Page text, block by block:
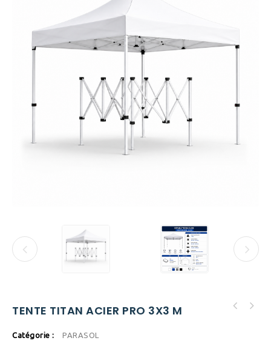
TENTE TITAN ACIER PRO 3X3 M
Catégorie : PARASOL